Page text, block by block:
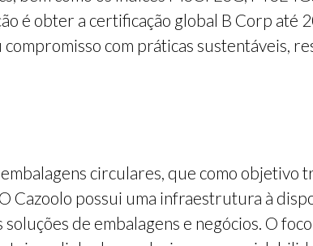
é obter a certificação global B Corp até
com práticas sustentáveis,
circulares, que como objetivo
Cazoolo possui uma infraestrutura à
de embalagens e negócios. O